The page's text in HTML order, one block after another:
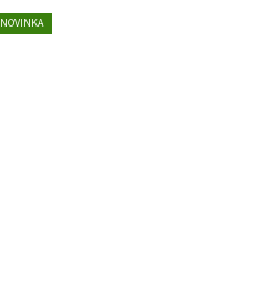
NOVINKA